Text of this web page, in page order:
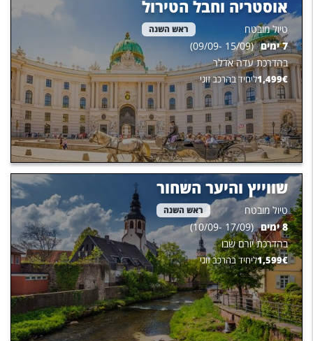
אוסטריה וחבל הטירול
טיול מובטח ראש השנה
7ימים (
15/09
-
09/09
)
בהדרכת עדה אדלר
1,499€ ליחיד בהרכב זוגי
שווייץ והיער השחור
טיול מובטח ראש השנה
8ימים (
17/09
-
10/09
)
בהדרכת יורם שבו
1,599€ ליחיד בהרכב זוגי